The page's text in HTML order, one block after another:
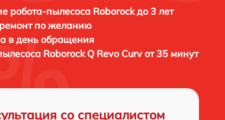
робота-пылесоса Roborock до 3 лет
ремонт по желанию
в день обращения
Roborock Q Revo Curv от 35 минут
со специалистом